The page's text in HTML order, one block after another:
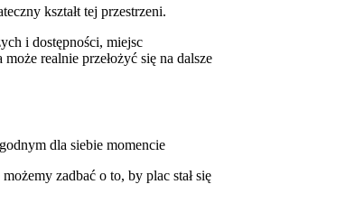
kształt tej przestrzeni.
i dostępności, miejsc
realnie przełożyć się na dalsze
dla siebie momencie
zadbać o to, by plac stał się